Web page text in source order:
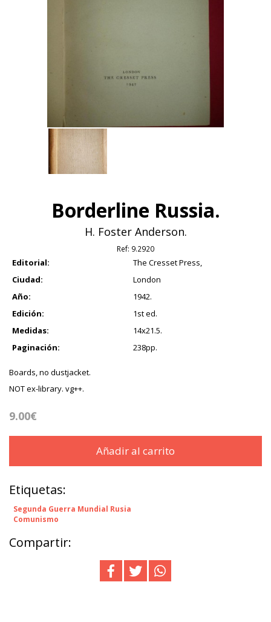
Borderline Russia.
H. Foster Anderson.
Ref: 9.2920
Editorial:
The Cresset Press,
Ciudad:
London
Año:
1942.
Edición:
1st ed.
Medidas:
14x21.5.
Paginación:
238pp.
Boards, no dustjacket.
NOT ex-library. vg++.
9.00€
Añadir al carrito
Etiquetas:
Segunda Guerra Mundial Rusia
Comunismo
Compartir: